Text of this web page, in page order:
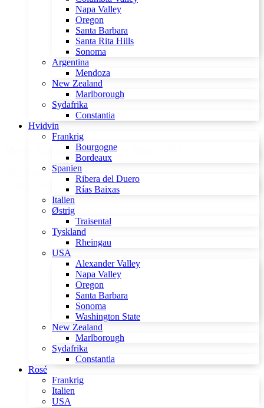
Napa Valley
Oregon
Santa Barbara
Santa Rita Hills
Sonoma
Argentina
Mendoza
New Zealand
Marlborough
Sydafrika
Constantia
Hvidvin
Frankrig
Bourgogne
Bordeaux
Spanien
Ribera del Duero
Rías Baixas
Italien
Østrig
Traisental
Tyskland
Rheingau
USA
Alexander Valley
Napa Valley
Oregon
Santa Barbara
Sonoma
Washington State
New Zealand
Marlborough
Sydafrika
Constantia
Rosé
Frankrig
Italien
USA
Merry Edwards Sauvignon Blanc 2022